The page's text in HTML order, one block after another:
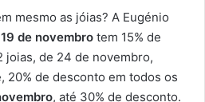
mesmo as jóias? A Eugénio
de novembro tem 15% de
joias, de 24 de novembro,
20% de desconto em todos os
, até 30% de desconto.